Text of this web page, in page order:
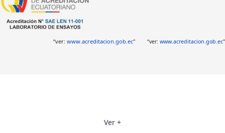
“ver: www.acreditacion.gob.ec" “ver: www.acreditacion.gob.ec"
Ver +